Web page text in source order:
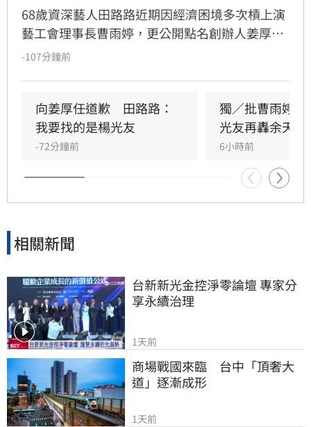
68歲資深藝人田路路近期因經濟困境多次槓上演
藝工會理事長曹雨婷，更公開點名創辦人姜厚任
出面，事後卻發文坦言搞錯對象，真正想找的是
德出面緩頰，建議田路路應先安頓好生活，並提
議透過口述歷史記錄資深藝人的故事。許常德同
時批評現任理事長曹雨婷不應神隱，呼籲工會應
展現具體作為照顧資深藝人，而非僅提供勞健保
功能。整起事件引發關注，田路路則強調目前先
處理身體狀況，後續發展仍待觀察。
-107分鐘前
向姜厚任道歉　田路路：
我要找的是楊光友
-72分鐘前
獨／批曹雨婷
光友再轟余天工
6小時前
相關新聞
台新新光金控淨零論壇 專家分
享永續治理
1天前
商場戰國來臨　台中「頂奢大
道」逐漸成形
1天前